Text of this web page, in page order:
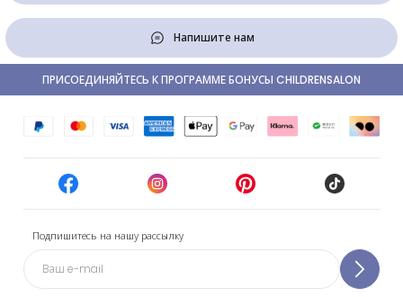
Напишите нам
Подпишитесь на нашу рассылку
ПРИСОЕДИНЯЙТЕСЬ К ПРОГРАММЕ БОНУСЫ CHILDRENSALON